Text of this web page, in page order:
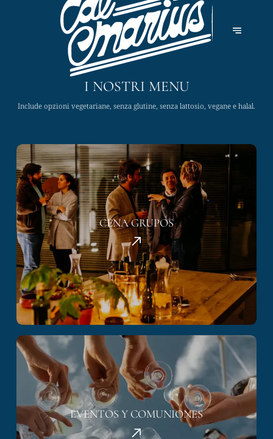
I NOSTRI MENU
Include opzioni vegetariane, senza glutine, senza lattosio, vegane e halal.
CENA GRUPOS
EVENTOS Y COMUNIONES